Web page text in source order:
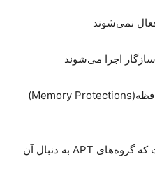
نمی‌شوند
اجرا می‌شوند
(Memory Protections)
که گروه‌های APT به دنبال آن